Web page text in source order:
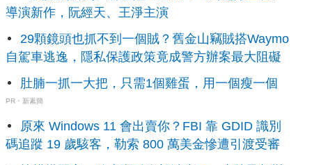
導演新作，阮經天、王淨主演
29顆鏡頭也抓不到一個賊？舊金山竊賊搭Waymo
自駕車逃逸，隱私保護政策竟成警方辦案最大阻礙
肚腩一抓一大把，只需1個雞蛋，用一個瘦一個
PR・新素簡
原來 Windows 11 會出賣你？FBI 靠 GDID 識別
碼追蹤 19 歲駭客，勒索 800 萬美金慘遭引渡受審